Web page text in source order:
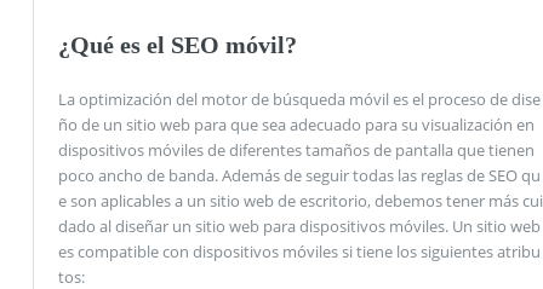
¿Qué es el SEO móvil?
La optimización del motor de búsqueda móvil es el proceso de dise
ño de un sitio web para que sea adecuado para su visualización en
dispositivos móviles de diferentes tamaños de pantalla que tienen
poco ancho de banda. Además de seguir todas las reglas de SEO qu
e son aplicables a un sitio web de escritorio, debemos tener más cui
dado al diseñar un sitio web para dispositivos móviles. Un sitio web
es compatible con dispositivos móviles si tiene los siguientes atribu
tos: